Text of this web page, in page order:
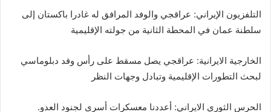
التلفزيون الإيراني: عراقجي والوفد المرافق له غادرا باكستان إلى
سلطنة عمان في المحطة الثانية من جولته الإقليمية
الخارجية الايرانية: عراقجي يصل مسقط على رأس وفد دبلوماسي
لبحث التطورات الإقليمية وتبادل وجهات النظر
الحرس الثوري الايراني: أعددنا معسكرات أسرى لجنود العدو.